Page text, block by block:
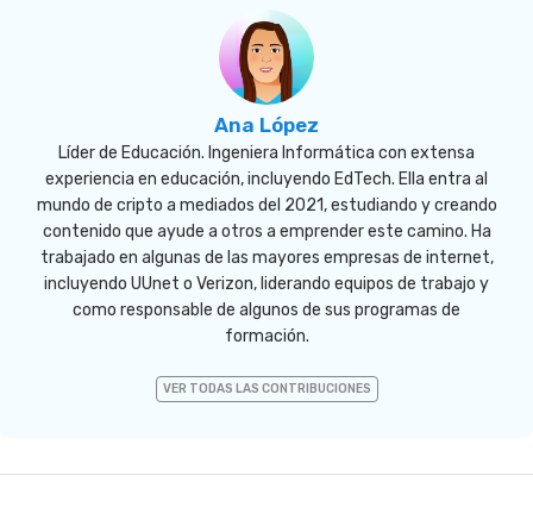
Ana López
Líder de Educación. Ingeniera Informática con extensa
experiencia en educación, incluyendo EdTech. Ella entra al
mundo de cripto a mediados del 2021, estudiando y creando
contenido que ayude a otros a emprender este camino. Ha
trabajado en algunas de las mayores empresas de internet,
incluyendo UUnet o Verizon, liderando equipos de trabajo y
como responsable de algunos de sus programas de
formación.
VER TODAS LAS CONTRIBUCIONES